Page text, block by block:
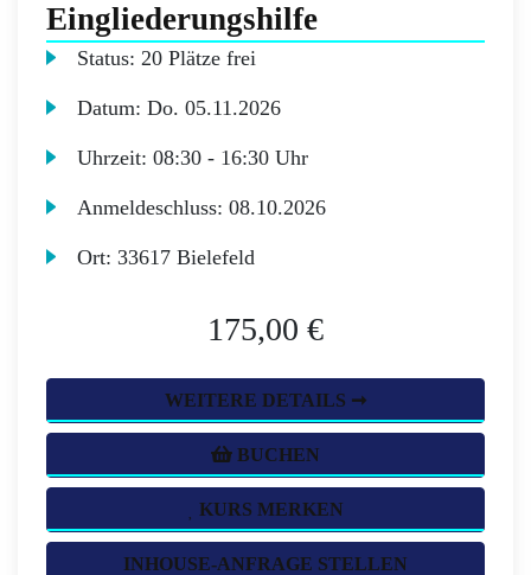
Eingliederungshilfe
Status:20 Plätze frei
Datum:Do. 05.11.2026
Uhrzeit:08:30 - 16:30 Uhr
Anmeldeschluss:08.10.2026
Ort:33617 Bielefeld
175,00 €
WEITERE DETAILS ➞
BUCHEN
KURS MERKEN
INHOUSE-ANFRAGE STELLEN